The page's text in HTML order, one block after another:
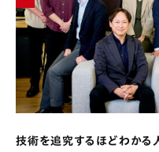
技術を追究するほどわか